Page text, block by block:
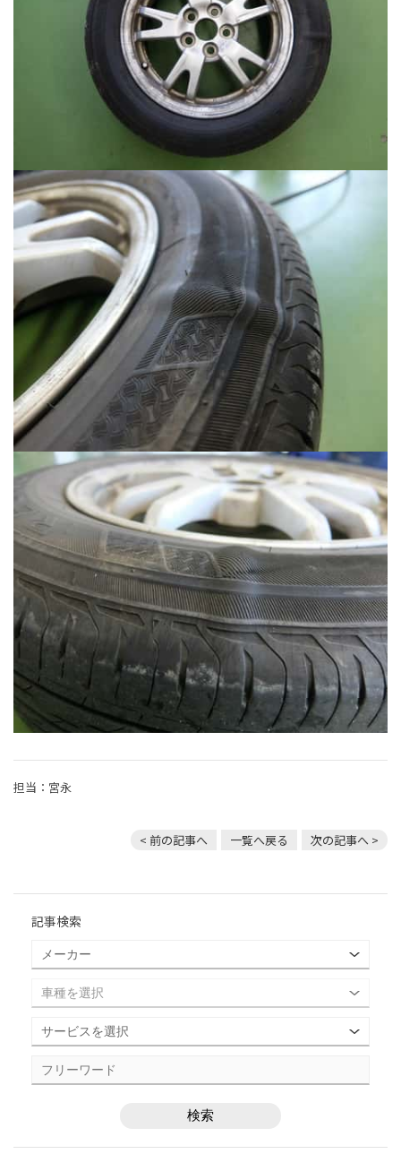
担当：宮永
< 前の記事へ 一覧へ戻る 次の記事へ >
記事検索